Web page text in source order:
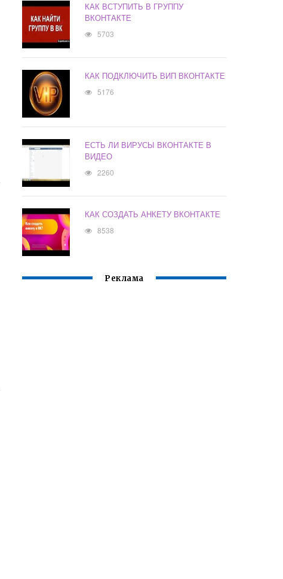
КАК ВСТУПИТЬ В ГРУППУ
ВКОНТАКТЕ
5703
КАК ПОДКЛЮЧИТЬ ВИП ВКОНТАКТЕ
5176
ЕСТЬ ЛИ ВИРУСЫ ВКОНТАКТЕ В
ВИДЕО
2260
КАК СОЗДАТЬ АНКЕТУ ВКОНТАКТЕ
8538
Реклама